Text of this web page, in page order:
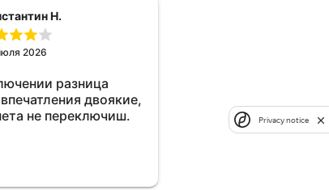
Н.
2026
разница
двоякие,
не переключиш.
Privacy notice